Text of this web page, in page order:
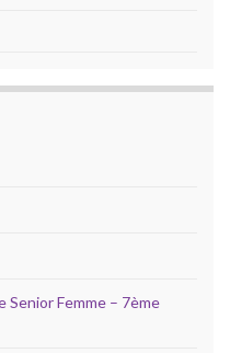
Femme – 7ème